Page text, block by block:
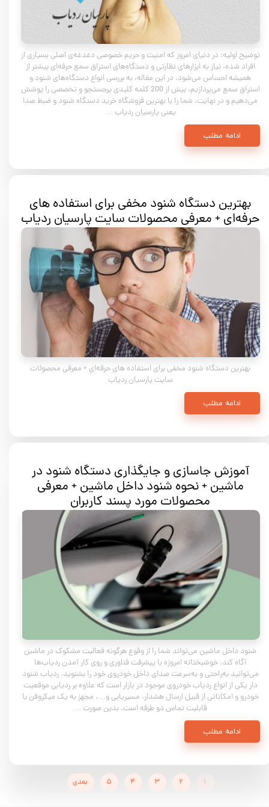
توضیح اولیه: در دنیای امروز که امنیت و حریم خصوصی دغدغه‌ی اصلی بسیاری از
افراد شده، نیاز به ابزارهای نظارتی و دستگاه‌های استراق سمع حرفه‌ای بیشتر از
همیشه احساس می‌شود. در این مقاله، به بررسی انواع دستگاه‌های شنود و
استراق سمع می‌پردازیم، بیش از 200 کلمه کلیدی پرجستجو و تخصصی را پوشش
می‌دهیم و در نهایت، شما را با بهترین فروشگاه خرید دستگاه شنود و ضبط صدا
یعنی پارسیان ردیاب …
ادامه مطلب
بهترین دستگاه شنود مخفی برای استفاده‌ های
حرفه‌ای + معرفی محصولات سایت پارسیان ردیاب
بهترین دستگاه شنود مخفی برای استفاده‌ های حرفه‌ای + معرفی محصولات
سایت پارسیان ردیاب
ادامه مطلب
آموزش جاسازی و جایگذاری دستگاه شنود در
ماشین + نحوه شنود داخل ماشین + معرفی
محصولات مورد پسند کاربران
شنود داخل ماشین می‌تواند شما را از وقوع هرگونه فعالیت مشکوک در ماشین
آگاه کند. خوشبختانه امروزه با پیشرفت فناوری و روی کار آمدن ردیاب‌ها
می‌توانید به‌راحتی و به‌سرعت صدای داخل خودروی خود را بشنوید. ردیاب شنود
دار یکی از انواع ردیاب‌ خودروی موجود در بازار است که علاوه بر ردیابی موقعیت
خودرو و امکاناتی از قبیل ارسال هشدار، مسیریابی و…، مجهز به یک میکروفن با
قابلیت تماس دو طرفه است. بدین صورت …
ادامه مطلب
۱ ۲ ۳ ۴ ۵ بعدی